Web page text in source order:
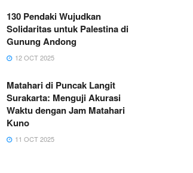
130 Pendaki Wujudkan
Solidaritas untuk Palestina di
Gunung Andong
12 OCT 2025
Matahari di Puncak Langit
Surakarta: Menguji Akurasi
Waktu dengan Jam Matahari
Kuno
11 OCT 2025